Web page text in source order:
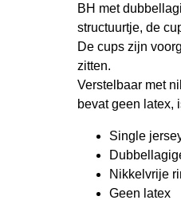
BH met
structuurtje, de
De cups zijn
zitten.
Verstelbaar met
bevat geen latex,
Single
Nikkelvrije
Geen latex